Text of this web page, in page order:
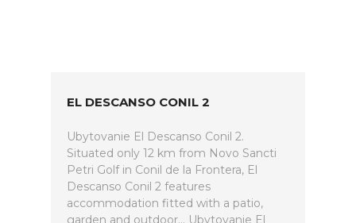
EL DESCANSO CONIL 2
Ubytovanie El Descanso Conil 2.
Situated only 12 km from Novo Sancti
Petri Golf in Conil de la Frontera, El
Descanso Conil 2 features
accommodation fitted with a patio,
garden and outdoor... Ubytovanie El